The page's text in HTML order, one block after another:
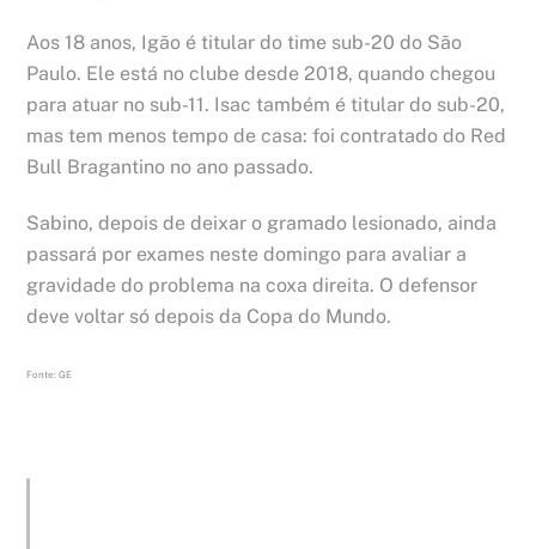
Aos 18 anos, Igão é titular do time sub-20 do São
Paulo. Ele está no clube desde 2018, quando chegou
para atuar no sub-11. Isac também é titular do sub-20,
mas tem menos tempo de casa: foi contratado do Red
Bull Bragantino no ano passado.
Sabino, depois de deixar o gramado lesionado, ainda
passará por exames neste domingo para avaliar a
gravidade do problema na coxa direita. O defensor
deve voltar só depois da Copa do Mundo.
Fonte: GE